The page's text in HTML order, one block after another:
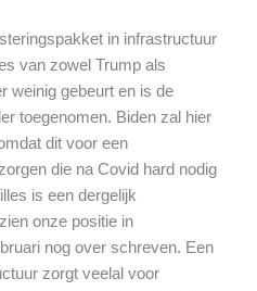
in infrastructuur
van zowel Trump als
weinig gebeurt en is de
toegenomen. Biden zal hier
dit voor een
die na Covid hard nodig
is een dergelijk
onze positie in
nog over schreven. Een
zorgt veelal voor